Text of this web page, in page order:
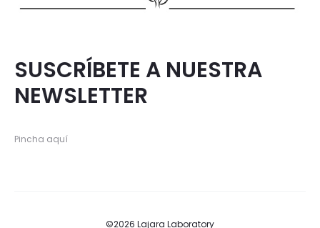
SUSCRÍBETE A NUESTRA
NEWSLETTER
Pincha aquí
©2026 Lajara Laboratory